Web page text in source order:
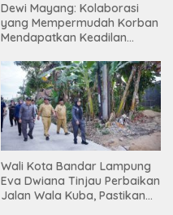
Dewi Mayang: Kolaborasi
yang Mempermudah Korban
Mendapatkan Keadilan
Wali Kota Bandar Lampung
Eva Dwiana Tinjau Perbaikan
Jalan Wala Kuba, Pastikan